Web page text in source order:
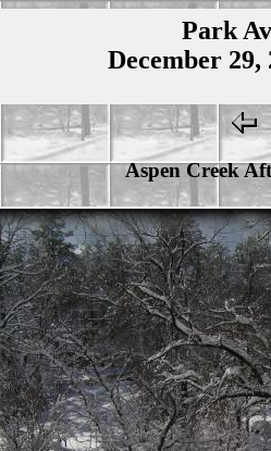
Park
December 29,
Aspen Creek